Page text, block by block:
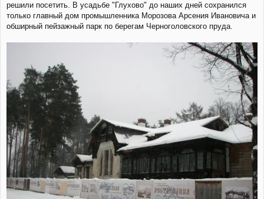
решили посетить. В усадьбе "Глухово" до наших дней сохранился
только главный дом промышленника Морозова Арсения Ивановича и
обширный пейзажный парк по берегам Черноголовского пруда.